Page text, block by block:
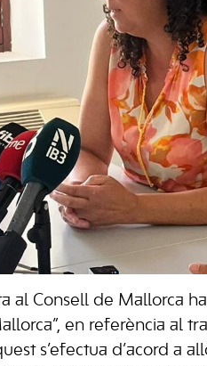
al Consell de Mallorca
en referència al
s’efectua d’acord a